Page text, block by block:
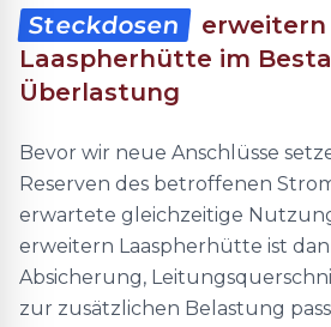
Steckdosen
erweitern
Laaspherhütte im
Überlastung
Bevor wir neue Anschlüsse
Reserven des betroffenen
erwartete gleichzeitige
erweitern Laaspherhütte ist
Absicherung,
zur zusätzlichen Belastung